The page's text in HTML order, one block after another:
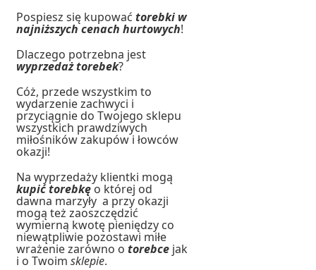
Pospiesz się kupowaćtorebki w
najniższych cenach hurtowych!
Dlaczego potrzebna jest
wyprzedaż torebek?
Cóż, przede wszystkim to
wydarzenie zachwyci i
przyciągnie do Twojego sklepu
wszystkich prawdziwych
miłośników zakupów i łowców
okazji!
Na wyprzedaży klientki mogą
kupić torebkęo której od
dawna marzyły a przy okazji
mogą też zaoszczędzić
wymierną kwotę pieniędzy co
niewątpliwie pozostawi miłe
wrażenie zarówno otorebce jak
i o Twoimsklepie.